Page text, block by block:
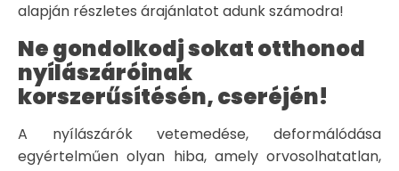
alapján részletes árajánlatot adunk számodra!
Ne gondolkodj sokat otthonod
nyílászáróinak
korszerűsítésén, cseréjén!
A nyílászárók vetemedése, deformálódása
egyértelműen olyan hiba, amely orvosolhatatlan,